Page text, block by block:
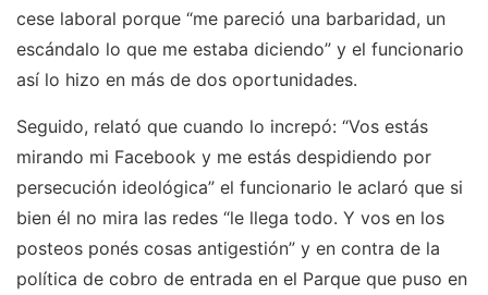
cese laboral porque “me pareció una barbaridad, un
escándalo lo que me estaba diciendo” y el funcionario
así lo hizo en más de dos oportunidades.
Seguido, relató que cuando lo increpó: “Vos estás
mirando mi Facebook y me estás despidiendo por
persecución ideológica” el funcionario le aclaró que si
bien él no mira las redes “le llega todo. Y vos en los
posteos ponés cosas antigestión” y en contra de la
política de cobro de entrada en el Parque que puso en